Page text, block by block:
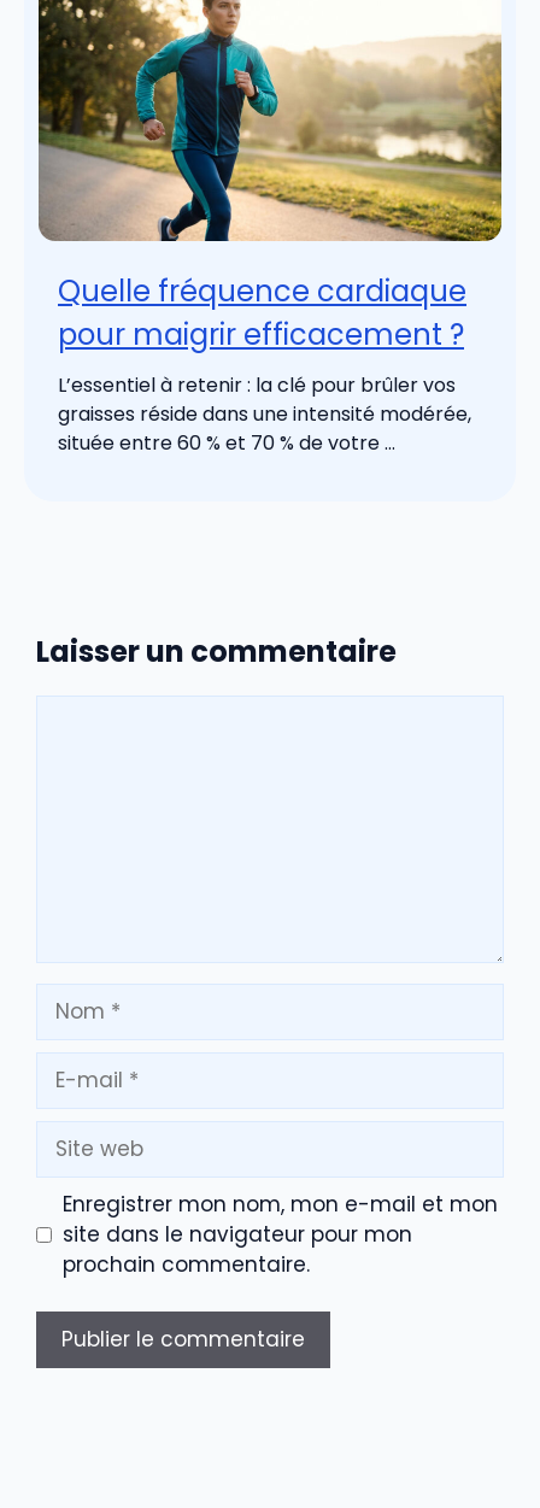
Quelle fréquence cardiaque
pour maigrir efficacement ?
L’essentiel à retenir : la clé pour brûler vos
graisses réside dans une intensité modérée,
située entre 60 % et 70 % de votre ...
Laisser un commentaire
Nom
mail
Site
web
Enregistrer mon nom, mon e-mail et mon
site dans le navigateur pour mon
prochain commentaire.